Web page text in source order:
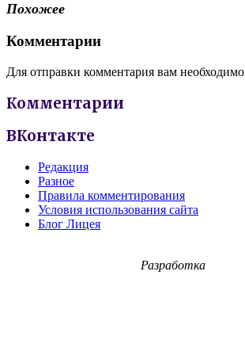
Похожее
Комментарии
Для отправки комментария вам необходимо
Комментарии
ВКонтакте
Редакция
Разное
Правила комментирования
Условия использования сайта
Блог Лицея
Разработка